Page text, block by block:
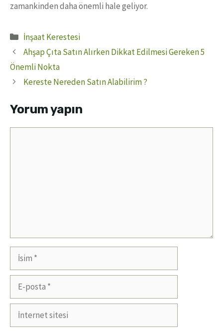
zamankinden daha önemli hale geliyor.
Kategoriler
İnşaat Kerestesi
Ahşap Çıta Satın Alırken Dikkat Edilmesi Gereken 5
Önemli Nokta
Kereste Nereden Satın Alabilirim ?
Yorum yapın
İsim
posta
İnternet
sitesi